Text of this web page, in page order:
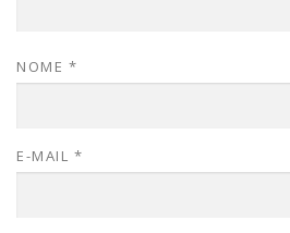
NOME *
E-MAIL *